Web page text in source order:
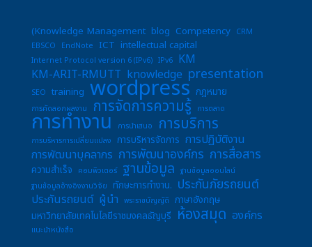
(Knowledge Management blog Competency CRM
EBSCO
EndNote ICT intellectual capital
Internet Protocol version 6 (IPv6) IPv6 KM
KM-ARIT-RMUTT knowledge presentation
SEO training wordpress กฎหมาย
การคัดลอกผลงาน การจัดการความรู้ การตลาด
การทำงาน การนำเสนอ การบริการ
การบริหารการเปลี่ยนแปลง การบริหารจัดการ การปฏิบัติงาน
การพัฒนาบุคลากร การพัฒนาองค์กร การสื่อสาร
ความสำเร็จ คอมพิวเตอร์ ฐานข้อมูล ฐานข้อมูลออนไลน์
ฐานข้อมูลอ้างอิงงานวิจัย
ทักษะการทำงาน. ประกันภัยรถยนต์
ประกันรถยนต์ ผู้นำ พระราชบัญญัติ ภาษาอังกฤษ
มหาวิทยาลัยเทคโนโลยีราชมงคลธัญบุรี ห้องสมุด องค์กร
แนะนำหนังสือ